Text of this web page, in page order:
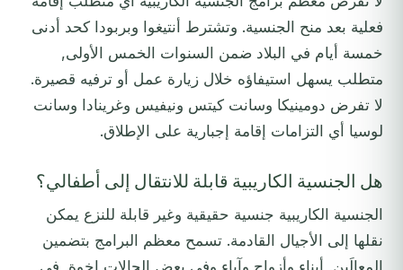
فعلية بعد منح الجنسية. وتشترط أنتيغوا وبربودا كحد أدنى
خمسة أيام في البلاد ضمن السنوات الخمس الأولى,
متطلب يسهل استيفاؤه خلال زيارة عمل أو ترفيه قصيرة.
لا تفرض دومينيكا وسانت كيتس ونيفيس وغرينادا وسانت
لوسيا أي التزامات إقامة إجبارية على الإطلاق.
هل الجنسية الكاريبية قابلة للانتقال إلى أطفالي؟
الجنسية الكاريبية جنسية حقيقية وغير قابلة للنزع يمكن
نقلها إلى الأجيال القادمة. تسمح معظم البرامج بتضمين
المعالَين, أبناء وأزواج وآباء وفي بعض الحالات إخوة, في